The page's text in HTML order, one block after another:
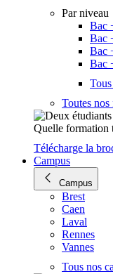
Par niveau
Bac
Bac
Bac
Bac
Toutes
Quelle formation
Télécharge la
Campus
Campus
Brest
Caen
Laval
Rennes
Vannes
Tous nos